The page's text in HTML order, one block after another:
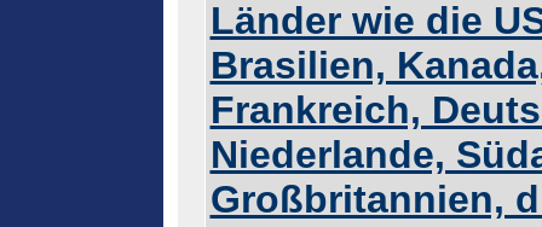
Länder wie die
Brasilien,
Frankreich,
Niederlande,
Großbritannien,